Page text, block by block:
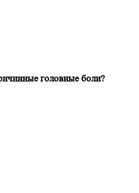
головные боли?